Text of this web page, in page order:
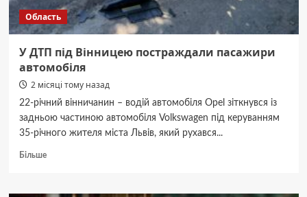
купити
мотлох
на
Область
У ДТП під Вінницею постраждали пасажири
автомобіля
2 місяці тому назад
22-річний вінничанин – водій автомобіля Opel зіткнувся із
задньою частиною автомобіля Volkswagen під керуванням
35-річного жителя міста Львів, який рухався...
БільшеДокладніше
ДТП